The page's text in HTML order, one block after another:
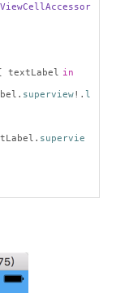
textLabel in
superview!. l
supervie